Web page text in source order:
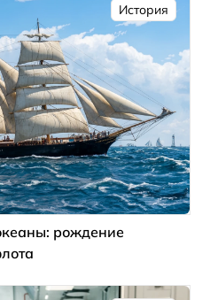
История
рождение